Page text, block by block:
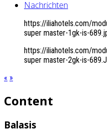
Nachrichten
https://iliahotels.com/
super master-1gk-is-
https://iliahotels.com/
super master-2gk-is-
« »
Content
Balasis